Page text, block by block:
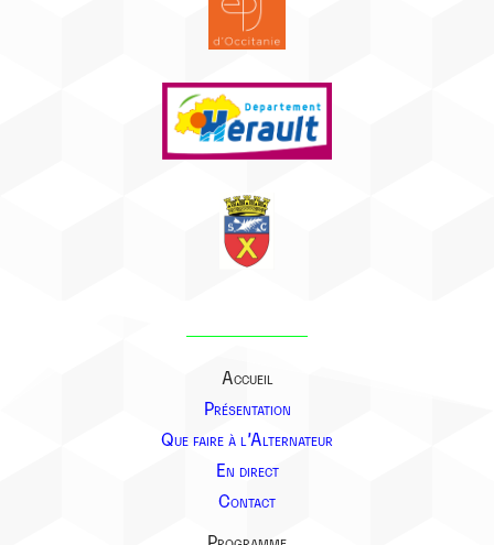
Accueil
Présentation
Que faire à l’Alternateur
En direct
Contact